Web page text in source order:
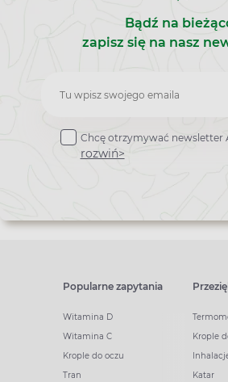
Bądź na
zapisz się na nasz
Zapisz
do
newslettera
Chcę otrzymywać newsletter
rozwiń>
Popularne zapytania
Witamina D
Witamina C
Krople do oczu
Tran
Krople
Katar